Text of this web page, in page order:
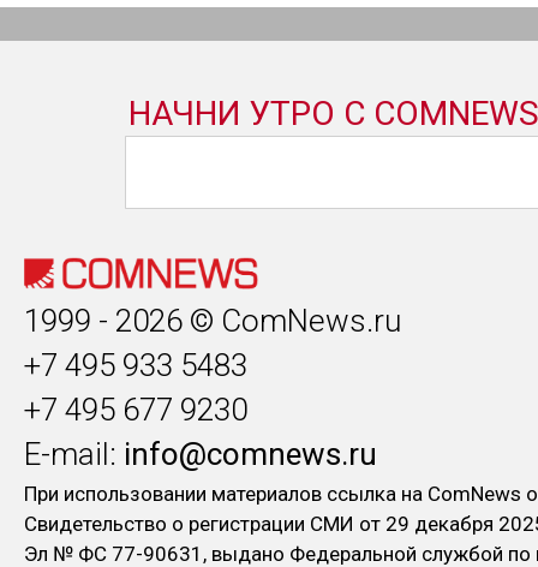
1999 - 2026 © ComNews.ru
+7 495 933 5483
+7 495 677 9230
E-mail: info@comnews.ru
При использовании материалов ссылка на ComNews
Свидетельство о регистрации СМИ от 29 декабря
Эл № ФC 77-90631, выдано Федеральной службой по